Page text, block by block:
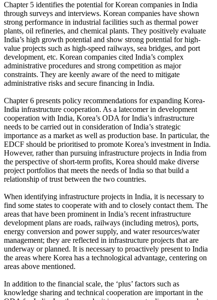
Chapter 5 identifies the potential for Korean companies in India
through surveys and interviews. Korean companies have shown
strong performance in industrial facilities such as thermal power
plants, oil refineries, and chemical plants. They positively evaluate
India’s high growth potential and show strong potential for high-
value projects such as high-speed railways, sea bridges, and port
development, etc. Korean companies cited India’s complex
administrative procedures and strong competition as major
constraints. They are keenly aware of the need to mitigate
administrative risks and secure financing in India.
Chapter 6 presents policy recommendations for expanding Korea-
India infrastructure cooperation. As a latecomer in development
cooperation with India, Korea’s ODA for India’s infrastructure
needs to be carried out in consideration of India’s strategic
importance as a market as well as production base. In particular, the
EDCF should be prioritised to promote Korea’s investment in India.
However, rather than pursuing infrastructure projects in India from
the perspective of short-term profits, Korea should make diverse
project portfolios that meets the needs of India so that build a
relationship of trust between the two countries.
When identifying infrastructure projects in India, it is necessary to
find some states to cooperate with and to closely contact them. The
areas that have been prominent in India’s recent infrastructure
development plans are roads, railways (including metros), ports,
energy conversion and power supply, and water resources/water
management; they are reflected in infrastructure projects that are
underway or planned. It is necessary to proactively present to India
the areas where Korea has a technological advantage, centering on
areas above mentioned.
In addition to the financial scale, the ‘plus’ factors such as
knowledge sharing and technical cooperation are important in the